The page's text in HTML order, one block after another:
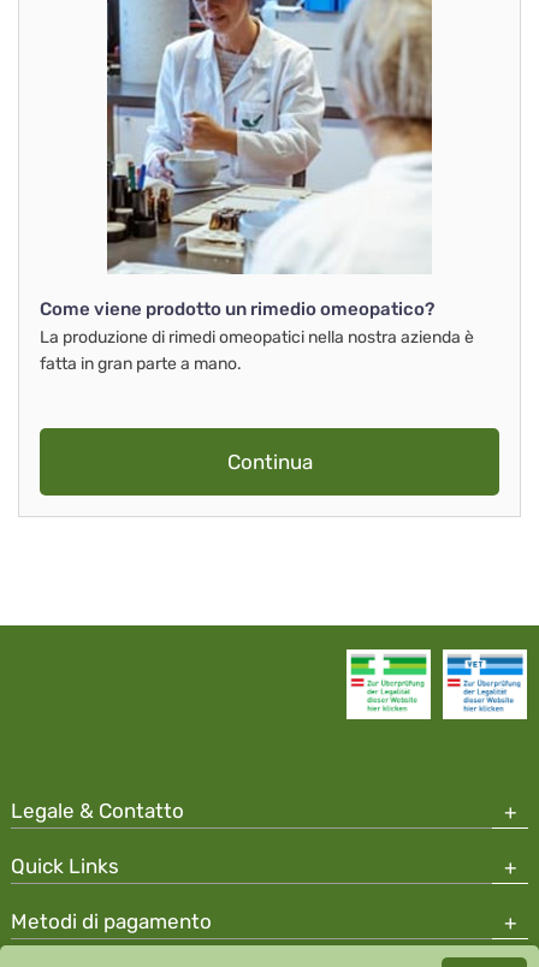
Come viene prodotto un rimedio omeopatico?
La produzione di rimedi omeopatici nella nostra azienda è
fatta in gran parte a mano.
Continua
Legale & Contatto
Quick Links
Metodi di pagamento